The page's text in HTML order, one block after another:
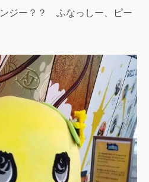
ジー？？ ふなっしー、ピー